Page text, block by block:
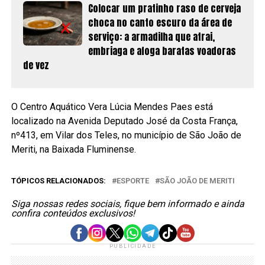
Colocar um pratinho raso de cerveja
choca no canto escuro da área de
serviço: a armadilha que atrai,
embriaga e afoga baratas voadoras
de vez
O Centro Aquático Vera Lúcia Mendes Paes está
localizado na Avenida Deputado José da Costa França,
nº413, em Vilar dos Teles, no município de São João de
Meriti, na Baixada Fluminense.
TÓPICOS RELACIONADOS: ESPORTE SÃO JOÃO DE MERITI
Siga nossas redes sociais, fique bem informado e ainda
confira conteúdos exclusivos!
PUBLICIDADE